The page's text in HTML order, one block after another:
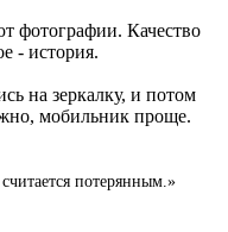
фотографии. Качество
- история.
на зеркалку, и потом
мобильник проще.
потерянным.»